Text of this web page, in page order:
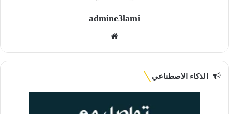
admine3lami
الذكاء الاصطناعي